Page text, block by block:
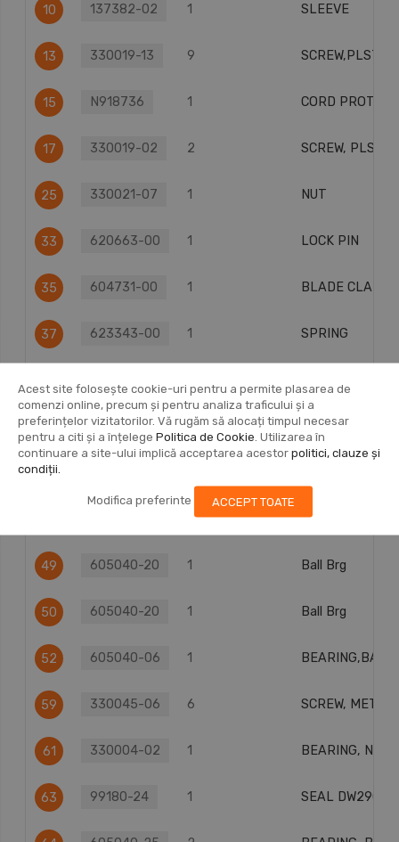
Acest site folosește cookie-uri pentru a permite plasarea de
comenzi online, precum și pentru analiza traficului și a
preferințelor vizitatorilor. Vă rugăm să alocați timpul necesar
pentru a citi și a înțelege Politica de Cookie . Utilizarea în
continuare a site-ului implică acceptarea acestor politici, clauze și
condiții.
Modifica preferinte ACCEPT TOATE
10 137382-02 1 SLEEVE
13 330019-13 9 SCREW,PLSTC
15 N918736 1 CORD
17 330019-02 2 SCREW,
25 330021-07 1 NUT
33 620663-00 1 LOCK PIN
35 604731-00 1 BLADE CLAMP
37 623343-00 1 SPRING
41 330045-05 5 SCREW.TEMP
47
2 BRUSH 230V
49 605040-20 1 Ball Brg
50 605040-20 1 Ball Brg
52 605040-06 1 BEARING,BALL
59 330045-06 6 SCREW,
61 330004-02 1 BEARING,
63 99180-24 1 SEAL DW290